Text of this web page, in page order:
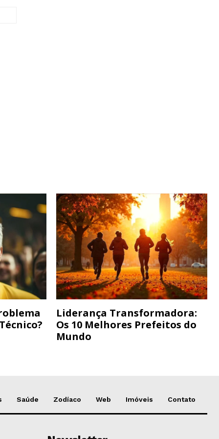
Liderança Transformadora:
Os 10 Melhores Prefeitos do
Mundo
Saúde Zodíaco Web Imóveis Contato